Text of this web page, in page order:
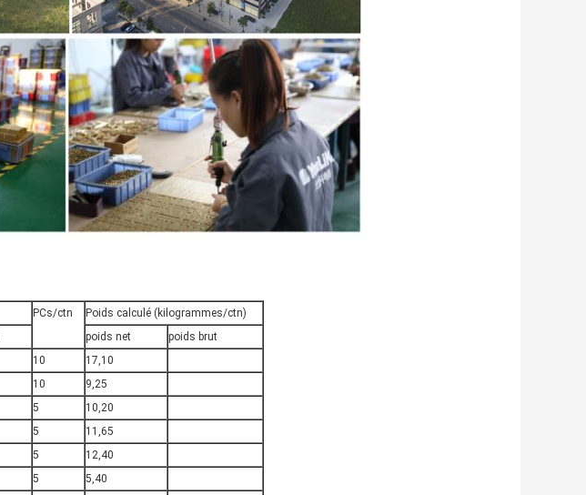
PCs/ctn
Poids calculé (kilogrammes/ctn)
poids net
poids brut
10
17,10
10
9,25
5
10,20
5
11,65
5
12,40
5
5,40